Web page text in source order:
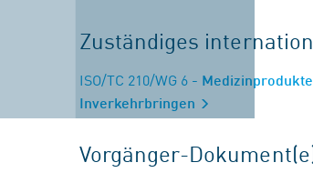
Zuständiges
ISO/TC 210/WG 6 -
Inverkehrbringen
Vorgänger-